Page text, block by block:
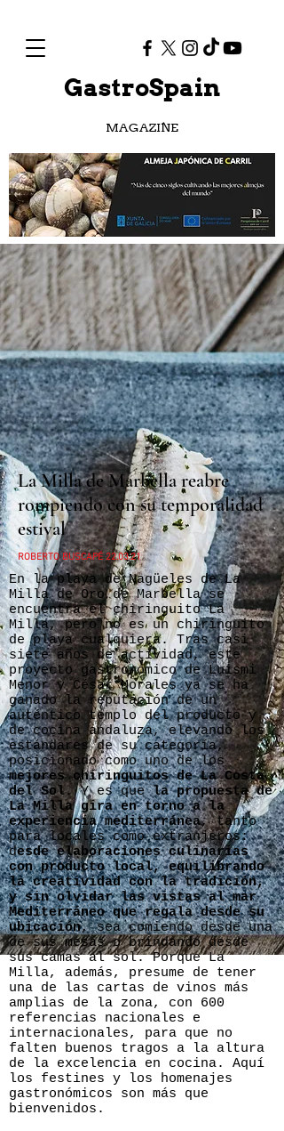
GastroSpain
MAGAZINE
La Milla de Marbella reabre
rompiendo con su temporalidad
estival
ROBERTO BUSCAPÉ 22.03.21
En la playa de Nagüeles de La
Milla de Oro de Marbella se
encuentra el chiringuito La
Milla, pero no es un chiringuito
de playa cualquiera. Tras casi
siete años de actividad, este
proyecto gastronómico de Luismi
Menor y César Morales ya se ha
ganado la reputación de un
auténtico templo del producto y
de cocina andaluza, elevando los
estándares de su categoría,
posicionado como uno de los
mejores chiringuitos de La Costa
del Sol. Y es quela propuesta de
La Milla gira en torno a la
experiencia mediterránea, tanto
para locales como extranjeros:
desde elaboraciones culinarias
con producto local, equilibrando
la creatividad con la tradición,
y sin olvidar las vistas al mar
Mediterráneo que regala desde su
ubicación, sea comiendo desde una
de sus mesas o brindando desde
sus camas al sol. Porque La
Milla, además, presume de tener
una de las cartas de vinos más
amplias de la zona, con 600
referencias nacionales e
internacionales, para que no
falten buenos tragos a la altura
de la excelencia en cocina. Aquí
los festines y los homenajes
gastronómicos son más que
bienvenidos.